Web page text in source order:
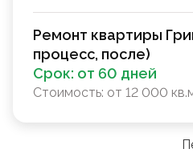
Ремонт квартиры
процесс, после)
Срок: от 60 дней
Стоимость: от 12 000